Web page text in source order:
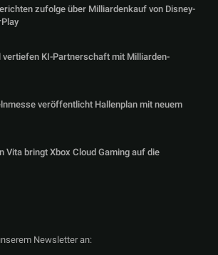
zufolge über Milliardenkauf von Disney-
KI-Partnerschaft mit Milliarden-
veröffentlicht Hallenplan mit neuem
Vita bringt Xbox Cloud Gaming auf die
Newsletter an: